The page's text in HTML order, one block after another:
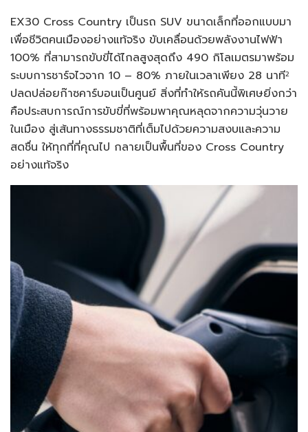
EX30 Cross Country เป็นรถ SUV ขนาดเล็กที่ออกแบบมา
เพื่อชีวิตคนเมืองอย่างแท้จริง ขับเคลื่อนด้วยพลังงานไฟฟ้า
100% ที่สามารถขับขี่ได้ไกลสูงสุดถึง 490 กิโลเมตรมาพร้อม
ระบบการชาร์จไวจาก 10 – 80% ภายในเวลาเพียง 28 นาที2
ปลดปล่อยก๊าซคาร์บอนเป็นศูนย์ สิ่งที่ทำให้รถคันนี้พิเศษยิ่งกว่า
คือประสบการณ์การขับขี่ที่พร้อมพาคุณหลุดจากความวุ่นวาย
ในเมือง สู่เส้นทางธรรมชาติที่เต็มไปด้วยความสงบและความ
สดชื่น ให้ทุกที่ที่คุณไป กลายเป็นพื้นที่ของ Cross Country
อย่างแท้จริง